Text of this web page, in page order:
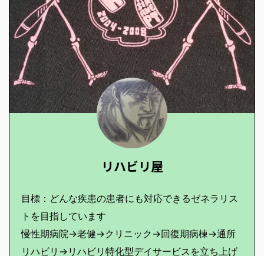
リハビリ屋
目標：どんな疾患の患者にも対応できるゼネラリス
トを目指しています
慢性期病院→老健→クリニック→回復期病棟→通所
リハビリ→リハビリ特化型デイサービスを立ち上げ